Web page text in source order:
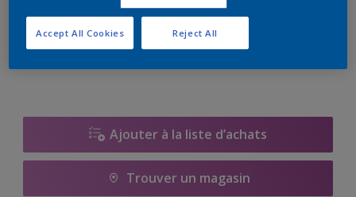
Ajouter à la liste d’achats
Trouver un magasin
Reject All
Accept All Cookies